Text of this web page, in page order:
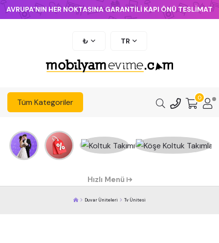
AVRUPA'NIN HER NOKTASINA GARANTİLİ KAPI ÖNÜ TESLİMAT
₺ TR
Tüm Kategoriler 0
Hızlı Menü
Duvar Üniteleri Tv Ünitesi